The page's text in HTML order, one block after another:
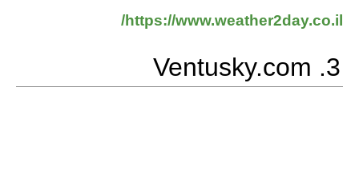
https://www.weather2day.co.il/
3. Ventusky.com